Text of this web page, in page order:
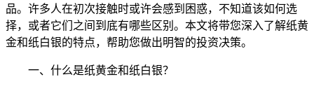
品。许多人在初次接触时或许会感到困惑，不知道该如何选
择，或者它们之间到底有哪些区别。本文将带您深入了解纸黄
金和纸白银的特点，帮助您做出明智的投资决策。
一、什么是纸黄金和纸白银？